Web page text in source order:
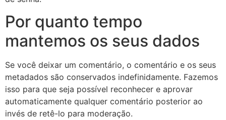
Por quanto tempo
mantemos os seus dados
Se você deixar um comentário, o comentário e os seus
metadados são conservados indefinidamente. Fazemos
isso para que seja possível reconhecer e aprovar
automaticamente qualquer comentário posterior ao
invés de retê-lo para moderação.